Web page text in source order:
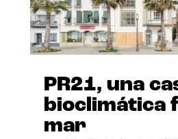
PR21, una
bioclimática
mar